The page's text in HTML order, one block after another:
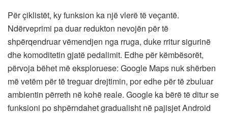
Për çiklistët, ky funksion ka një vlerë të veçantë.
Ndërveprimi pa duar redukton nevojën për të
shpërqendruar vëmendjen nga rruga, duke rritur sigurinë
dhe komoditetin gjatë pedalimit. Edhe për këmbësorët,
përvoja bëhet më eksploruese: Google Maps nuk shërben
më vetëm për të treguar drejtimin, por edhe për të zbuluar
ambientin përreth në kohë reale. Google ka bërë të ditur se
funksioni po shpërndahet gradualisht në pajisjet Android